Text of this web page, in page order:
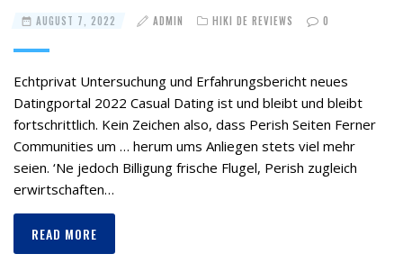
AUGUST 7, 2022 ADMIN HIKI DE REVIEWS 0
Echtprivat Untersuchung und Erfahrungsbericht neues
Datingportal 2022 Casual Dating ist und bleibt und bleibt
fortschrittlich. Kein Zeichen also, dass Perish Seiten Ferner
Communities um … herum ums Anliegen stets viel mehr
seien. ‘Ne jedoch Billigung frische Flugel, Perish zugleich
erwirtschaften…
READ MORE